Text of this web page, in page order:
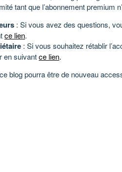
tant que l’abonnement premium
: Si vous avez des questions,
ce lien.
: Si vous souhaitez rétablir
en suivantce lien.
blog pourra être de nouveau